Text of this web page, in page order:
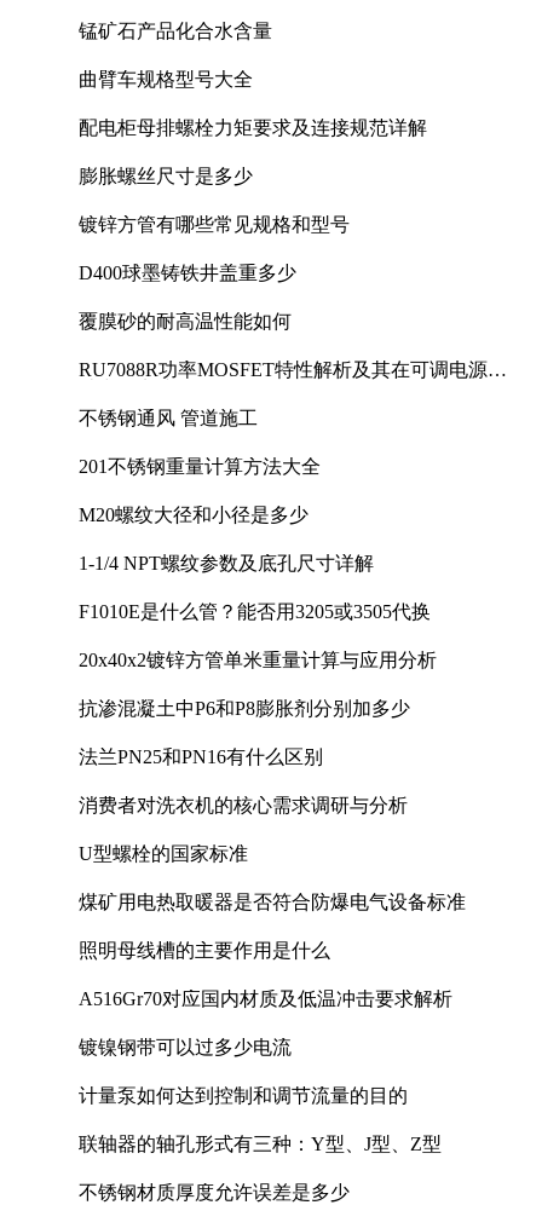
锰矿石产品化合水含量
曲臂车规格型号大全
配电柜母排螺栓力矩要求及连接规范详解
膨胀螺丝尺寸是多少
镀锌方管有哪些常见规格和型号
D400球墨铸铁井盖重多少
覆膜砂的耐高温性能如何
RU7088R功率MOSFET特性解析及其在可调电源设
不锈钢通风 管道施工
201不锈钢重量计算方法大全
M20螺纹大径和小径是多少
1-1/4 NPT螺纹参数及底孔尺寸详解
F1010E是什么管？能否用3205或3505代换
20x40x2镀锌方管单米重量计算与应用分析
抗渗混凝土中P6和P8膨胀剂分别加多少
法兰PN25和PN16有什么区别
消费者对洗衣机的核心需求调研与分析
U型螺栓的国家标准
煤矿用电热取暖器是否符合防爆电气设备标准
照明母线槽的主要作用是什么
A516Gr70对应国内材质及低温冲击要求解析
镀镍钢带可以过多少电流
计量泵如何达到控制和调节流量的目的
联轴器的轴孔形式有三种：Y型、J型、Z型
不锈钢材质厚度允许误差是多少